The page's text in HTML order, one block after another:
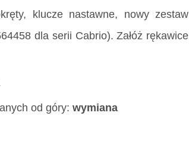
klucze nastawne, nowy zestaw
dla serii Cabrio). Załóż rękawice
od góry: wymiana